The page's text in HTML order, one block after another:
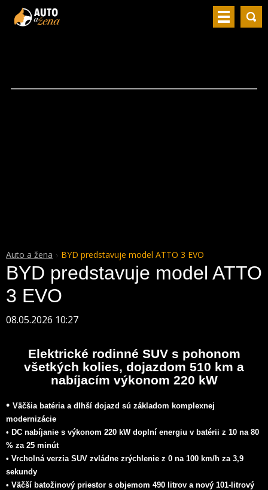
Auto a žena BYD predstavuje model ATTO 3 EVO
BYD predstavuje model ATTO
3 EVO
08.05.2026 10:27
Elektrické rodinné SUV s pohonom
všetkých kolies, dojazdom 510 km a
nabíjacím výkonom 220 kW
• Väčšia batéria a dlhší dojazd sú základom komplexnej
modernizácie
• DC nabíjanie s výkonom 220 kW doplní energiu v batérii z 10 na 80
% za 25 minút
• Vrcholná verzia SUV zvládne zrýchlenie z 0 na 100 km/h za 3,9
sekundy
• Väčší batožinový priestor s objemom 490 litrov a nový 101-litrový